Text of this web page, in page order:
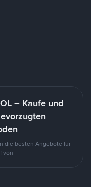
– Kaufe und
die besten Angebote für
von